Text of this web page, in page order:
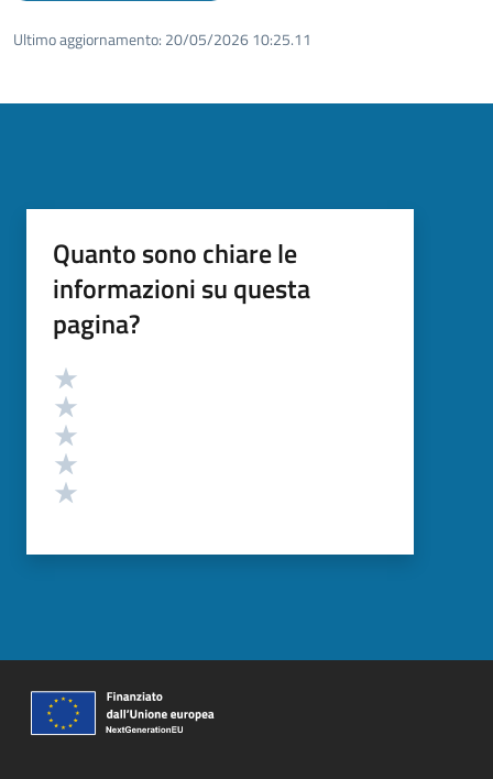
Ultimo aggiornamento: 20/05/2026 10:25.11
Quanto sono chiare le
informazioni su questa
pagina?
Valutazione